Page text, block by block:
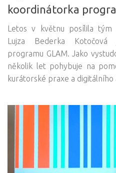
koordinátorka
Letos v květnu posílila tým
Lujza Bederka
programu GLAM. Jako
několik let pohybuje na
kurátorské praxe a digitálního